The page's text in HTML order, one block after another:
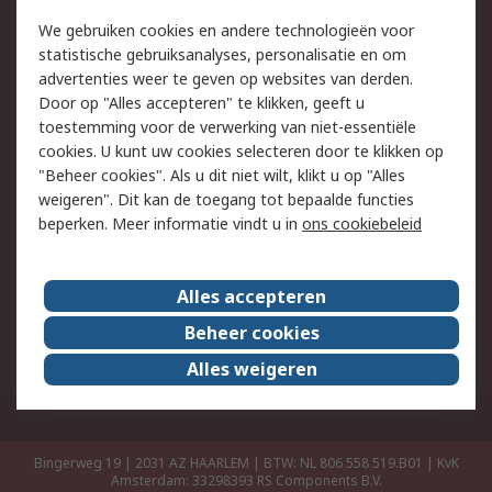
Track & Trace
Wettelijk
Cookiebeleid
Email veiligheid
Privacybeleid
Websitevoorwaarden
Algemene
verkoopvoorwaarden
Over RS
RS Group
Over ons
RS wereldwijd
Werken bij RS
ESG
Bingerweg 19 | 2031 AZ HAARLEM | BTW: NL 806 558 519.B01 | KvK
Amsterdam: 33298393 RS Components B.V.
We gebruiken cookies en andere technologieën voor
statistische gebruiksanalyses, personalisatie en om
advertenties weer te geven op websites van derden.
Door op "Alles accepteren" te klikken, geeft u
toestemming voor de verwerking van niet-essentiële
cookies. U kunt uw cookies selecteren door te klikken op
"Beheer cookies". Als u dit niet wilt, klikt u op "Alles
weigeren". Dit kan de toegang tot bepaalde functies
beperken. Meer informatie vindt u in ons cookiebeleid
Alles accepteren
Beheer cookies
Alles weigeren